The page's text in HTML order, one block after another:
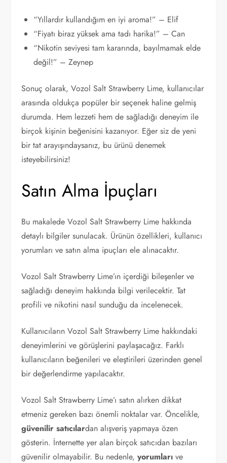
“Yıllardır kullandığım en iyi aroma!” – Elif
“Fiyatı biraz yüksek ama tadı harika!” – Can
“Nikotin seviyesi tam kararında, bayılmamak elde
değil!” – Zeynep
Sonuç olarak, Vozol Salt Strawberry Lime, kullanıcılar
arasında oldukça popüler bir seçenek haline gelmiş
durumda. Hem lezzeti hem de sağladığı deneyim ile
birçok kişinin beğenisini kazanıyor. Eğer siz de yeni
bir tat arayışındaysanız, bu ürünü denemek
isteyebilirsiniz!
Satın Alma İpuçları
Bu makalede Vozol Salt Strawberry Lime hakkında
detaylı bilgiler sunulacak. Ürünün özellikleri, kullanıcı
yorumları ve satın alma ipuçları ele alınacaktır.
Vozol Salt Strawberry Lime’ın içerdiği bileşenler ve
sağladığı deneyim hakkında bilgi verilecektir. Tat
profili ve nikotini nasıl sunduğu da incelenecek.
Kullanıcıların Vozol Salt Strawberry Lime hakkındaki
deneyimlerini ve görüşlerini paylaşacağız. Farklı
kullanıcıların beğenileri ve eleştirileri üzerinden genel
bir değerlendirme yapılacaktır.
Vozol Salt Strawberry Lime’ı satın alırken dikkat
etmeniz gereken bazı önemli noktalar var. Öncelikle,
güvenilir satıcılardan alışveriş yapmaya özen
gösterin. İnternette yer alan birçok satıcıdan bazıları
güvenilir olmayabilir. Bu nedenle,yorumları ve